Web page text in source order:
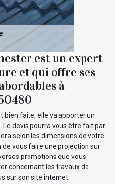
est un expert
et qui offre ses
à
bien faite, elle va apporter un
devis pourra vous être fait par
selon les dimensions de votre
vous faire une projection sur
promotions que vous
concernant les travaux de
sur son site internet.